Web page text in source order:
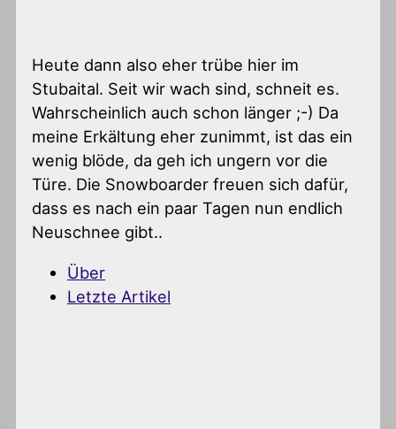
Heute dann also eher trübe hier im
Stubaital. Seit wir wach sind, schneit es.
Wahrscheinlich auch schon länger ;-) Da
meine Erkältung eher zunimmt, ist das ein
wenig blöde, da geh ich ungern vor die
Türe. Die Snowboarder freuen sich dafür,
dass es nach ein paar Tagen nun endlich
Neuschnee gibt..
Über
Letzte Artikel